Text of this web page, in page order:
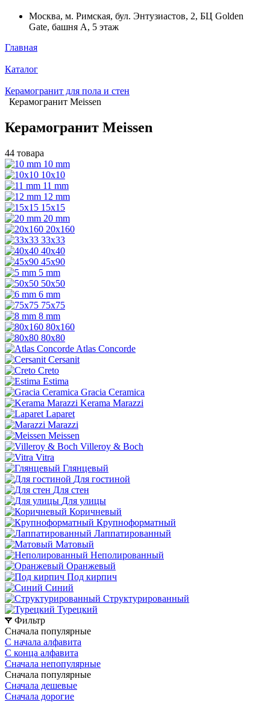
Москва, м. Римская, бул. Энтузиастов, 2, БЦ Golden
Gate, башня А, 5 этаж
Главная
Каталог
Керамогранит для пола и стен
Керамогранит Meissen
Керамогранит Meissen
44 товара
10 mm
10x10
11 mm
12 mm
15x15
20 mm
20х160
33x33
40х40
45x90
5 mm
50x50
6 mm
75х75
8 mm
80x160
80x80
Atlas Concorde
Cersanit
Creto
Estima
Gracia Ceramica
Kerama Marazzi
Laparet
Marazzi
Meissen
Villeroy & Boch
Vitra
Глянцевый
Для гостиной
Для стен
Для улицы
Коричневый
Крупноформатный
Лаппатированный
Матовый
Неполированный
Оранжевый
Под кирпич
Синий
Структурированный
Турецкий
Фильтр
Сначала популярные
С начала алфавита
С конца алфавита
Сначала непопулярные
Сначала популярные
Сначала дешевые
Сначала дорогие